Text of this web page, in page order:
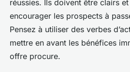
réussies. Ils doivent être clairs
encourager les prospects à
Pensez à utiliser des verbes
mettre en avant les bénéfices
offre procure.